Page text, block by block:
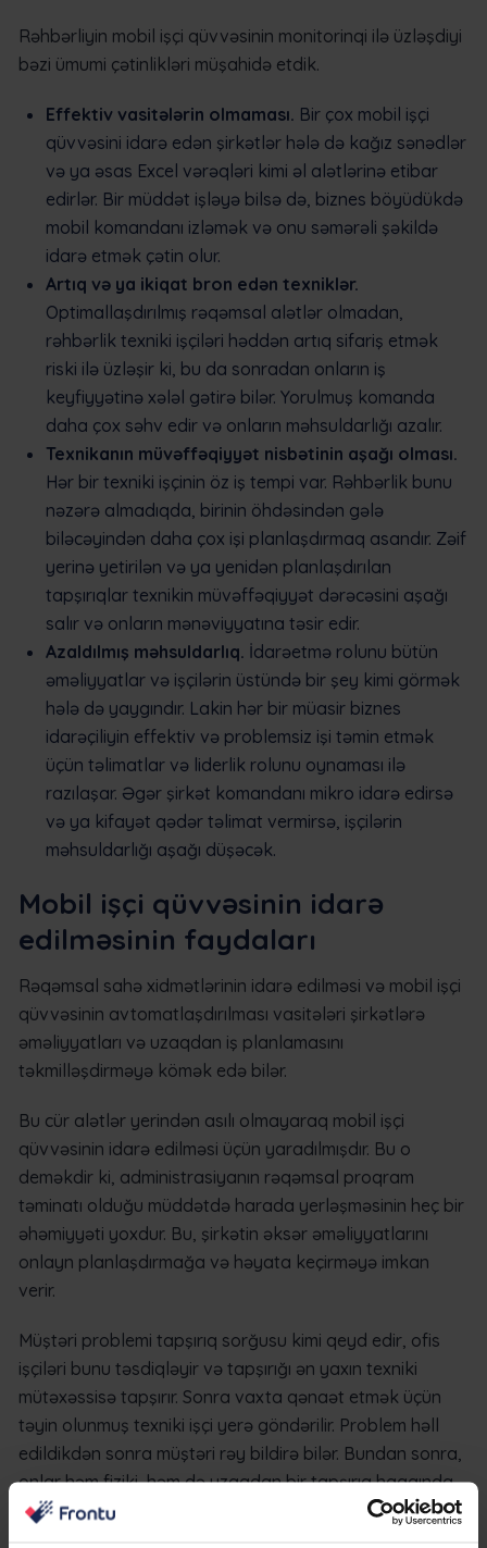
Rəhbərliyin mobil işçi qüvvəsinin monitorinqi ilə üzləşdiyi
bəzi ümumi çətinlikləri müşahidə etdik.
Effektiv vasitələrin olmaması. Bir çox mobil işçi
qüvvəsini idarə edən şirkətlər hələ də kağız sənədlər
və ya əsas Excel vərəqləri kimi əl alətlərinə etibar
edirlər. Bir müddət işləyə bilsə də, biznes böyüdükdə
mobil komandanı izləmək və onu səmərəli şəkildə
idarə etmək çətin olur.
Artıq və ya ikiqat bron edən texniklər.
Optimallaşdırılmış rəqəmsal alətlər olmadan,
rəhbərlik texniki işçiləri həddən artıq sifariş etmək
riski ilə üzləşir ki, bu da sonradan onların iş
keyfiyyətinə xələl gətirə bilər. Yorulmuş komanda
daha çox səhv edir və onların məhsuldarlığı azalır.
Texnikanın müvəffəqiyyət nisbətinin aşağı olması.
Hər bir texniki işçinin öz iş tempi var. Rəhbərlik bunu
nəzərə almadıqda, birinin öhdəsindən gələ
biləcəyindən daha çox işi planlaşdırmaq asandır. Zəif
yerinə yetirilən və ya yenidən planlaşdırılan
tapşırıqlar texnikin müvəffəqiyyət dərəcəsini aşağı
salır və onların mənəviyyatına təsir edir.
Azaldılmış məhsuldarlıq. İdarəetmə rolunu bütün
əməliyyatlar və işçilərin üstündə bir şey kimi görmək
hələ də yaygındır. Lakin hər bir müasir biznes
idarəçiliyin effektiv və problemsiz işi təmin etmək
üçün təlimatlar və liderlik rolunu oynaması ilə
razılaşar. Əgər şirkət komandanı mikro idarə edirsə
və ya kifayət qədər təlimat vermirsə, işçilərin
məhsuldarlığı aşağı düşəcək.
Mobil işçi qüvvəsinin idarə
edilməsinin faydaları
Rəqəmsal sahə xidmətlərinin idarə edilməsi və mobil işçi
qüvvəsinin avtomatlaşdırılması vasitələri şirkətlərə
əməliyyatları və uzaqdan iş planlamasını
təkmilləşdirməyə kömək edə bilər.
Bu cür alətlər yerindən asılı olmayaraq mobil işçi
qüvvəsinin idarə edilməsi üçün yaradılmışdır. Bu o
deməkdir ki, administrasiyanın rəqəmsal proqram
təminatı olduğu müddətdə harada yerləşməsinin heç bir
əhəmiyyəti yoxdur. Bu, şirkətin əksər əməliyyatlarını
onlayn planlaşdırmağa və həyata keçirməyə imkan
verir.
Müştəri problemi tapşırıq sorğusu kimi qeyd edir, ofis
işçiləri bunu təsdiqləyir və tapşırığı ən yaxın texniki
mütəxəssisə tapşırır. Sonra vaxta qənaət etmək üçün
təyin olunmuş texniki işçi yerə göndərilir. Problem həll
edildikdən sonra müştəri rəy bildirə bilər. Bundan sonra,
onlar həm fiziki, həm də uzaqdan bir tapşırıq haqqında
performans təhlili və təfərrüatları olan bir hesabat